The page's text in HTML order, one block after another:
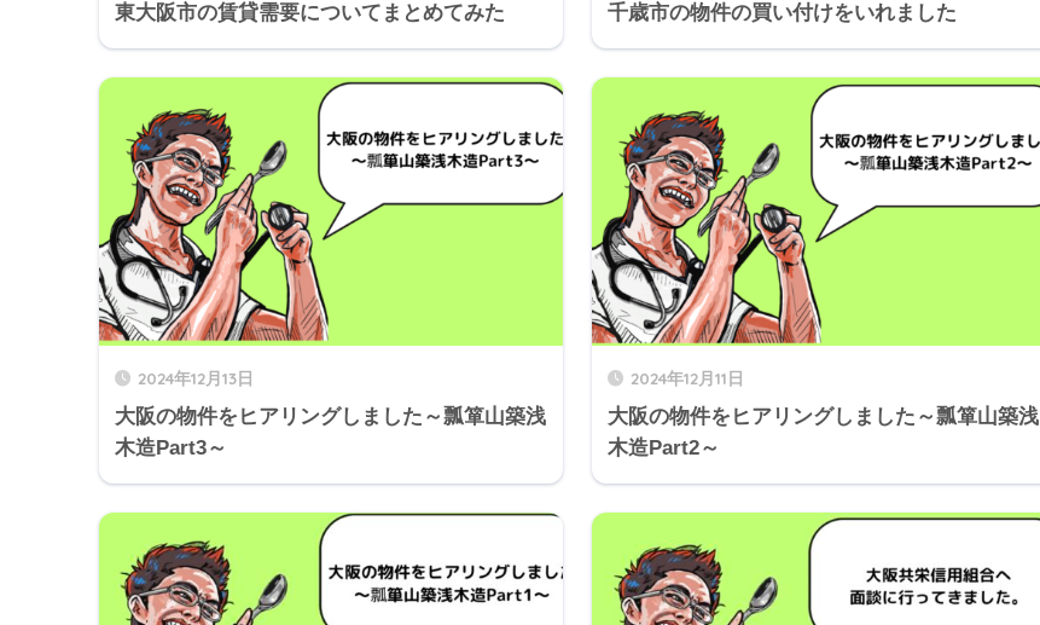
東大阪市の賃貸需要についてまとめてみた 千歳市の物件の買い付けをいれました
2024年12月13日
大阪の物件をヒアリングしました～瓢箪山築浅
木造Part3～
2024年12月11日
大阪の物件をヒアリングしました～瓢箪山築浅
木造Part2～